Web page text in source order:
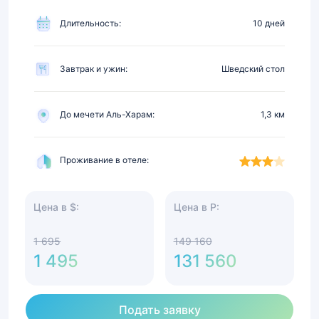
Длительность: 10 дней
Завтрак и ужин: Шведский стол
До мечети Аль-Харам: 1,3 км
Проживание в отеле:
Цена в $:
1 695
1 495
Цена в Р:
149 160
131 560
Подать заявку